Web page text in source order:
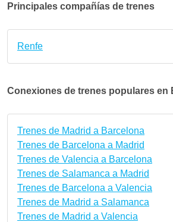
Principales compañías de trenes
Renfe
Conexiones de trenes populares en
Trenes de Madrid a Barcelona
Trenes de Barcelona a Madrid
Trenes de Valencia a Barcelona
Trenes de Salamanca a Madrid
Trenes de Barcelona a Valencia
Trenes de Madrid a Salamanca
Trenes de Madrid a Valencia